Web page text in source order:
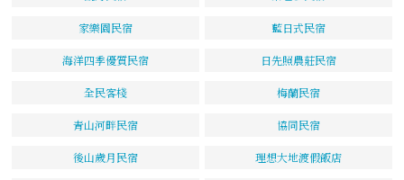
家樂園民宿 藍日式民宿
海洋四季優質民宿 日先照農莊民宿
全民客棧 梅蘭民宿
青山河畔民宿 協同民宿
後山歲月民宿 理想大地渡假飯店